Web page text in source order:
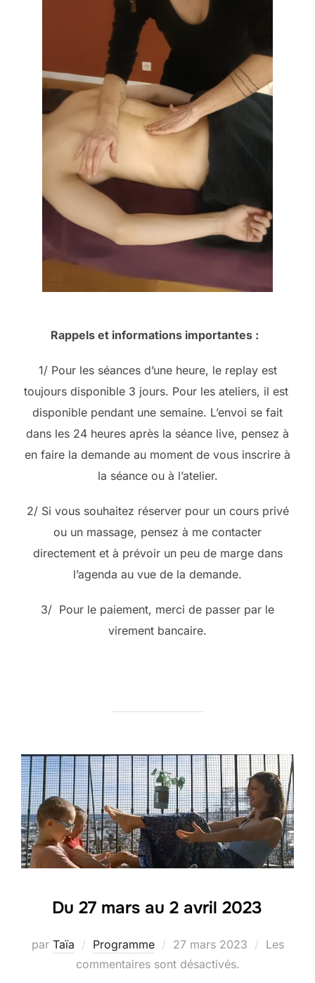
Rappels et informations importantes :
1/ Pour les séances d’une heure, le replay est
toujours disponible 3 jours. Pour les ateliers, il est
disponible pendant une semaine. L’envoi se fait
dans les 24 heures après la séance live, pensez à
en faire la demande au moment de vous inscrire à
la séance ou à l’atelier.
2/ Si vous souhaitez réserver pour un cours privé
ou un massage, pensez à me contacter
directement et à prévoir un peu de marge dans
l’agenda au vue de la demande.
3/ Pour le paiement, merci de passer par le
virement bancaire.
Du 27 mars au 2 avril 2023
par Taïa Programme
Publié
le
27 mars 2023
Les
commentaires sont désactivés.